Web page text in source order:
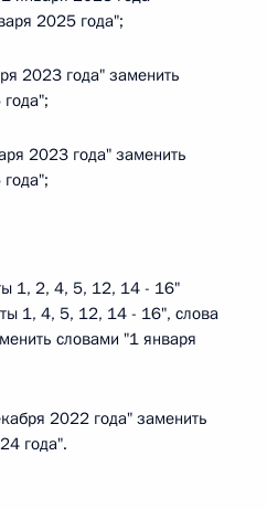
2025 года";
2023 года" заменить
2023 года" заменить
1, 2, 4, 5, 12, 14 - 16"
1, 4, 5, 12, 14 - 16", слова
словами "1 января
2022 года" заменить
года".